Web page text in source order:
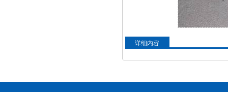
详细内容